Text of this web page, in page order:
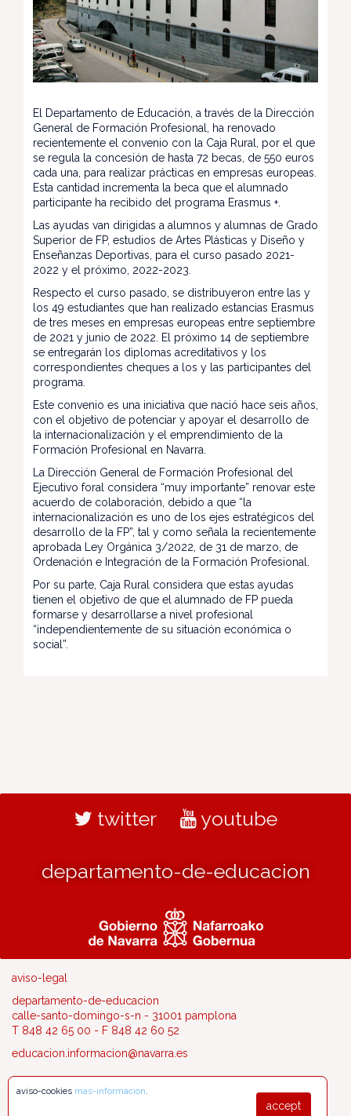
El Departamento de Educación, a través de la Dirección
General de Formación Profesional, ha renovado
recientemente el convenio con la Caja Rural, por el que
se regula la concesión de hasta 72 becas, de 550 euros
cada una, para realizar prácticas en empresas europeas.
Esta cantidad incrementa la beca que el alumnado
participante ha recibido del programa Erasmus +.
Las ayudas van dirigidas a alumnos y alumnas de Grado
Superior de FP, estudios de Artes Plásticas y Diseño y
Enseñanzas Deportivas, para el curso pasado 2021-
2022 y el próximo, 2022-2023.
Respecto el curso pasado, se distribuyeron entre las y
los 49 estudiantes que han realizado estancias Erasmus
de tres meses en empresas europeas entre septiembre
de 2021 y junio de 2022. El próximo 14 de septiembre
se entregarán los diplomas acreditativos y los
correspondientes cheques a los y las participantes del
programa.
Este convenio es una iniciativa que nació hace seis años,
con el objetivo de potenciar y apoyar el desarrollo de
la internacionalización y el emprendimiento de la
Formación Profesional en Navarra.
La Dirección General de Formación Profesional del
Ejecutivo foral considera “muy importante” renovar este
acuerdo de colaboración, debido a que “la
internacionalización es uno de los ejes estratégicos del
desarrollo de la FP”, tal y como señala la recientemente
aprobada Ley Orgánica 3/2022, de 31 de marzo, de
Ordenación e Integración de la Formación Profesional.
Por su parte, Caja Rural considera que estas ayudas
tienen el objetivo de que el alumnado de FP pueda
formarse y desarrollarse a nivel profesional
“independientemente de su situación económica o
social”.
twitter youtube
departamento-de-educacion
aviso-legal
departamento-de-educacion
calle-santo-domingo-s-n - 31001 pamplona
T 848 42 65 00 - F 848 42 60 52
educacion.informacion@navarra.es
accept
aviso-cookies mas-informacion.